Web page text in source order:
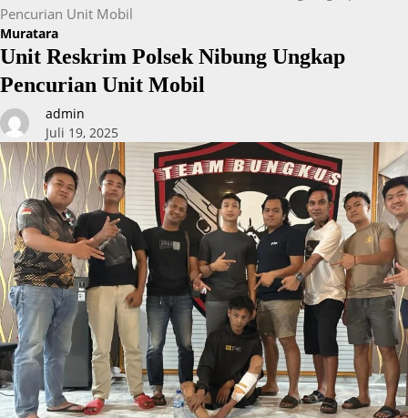
Pencurian Unit Mobil
Muratara
Unit Reskrim Polsek Nibung Ungkap
Pencurian Unit Mobil
admin
Juli 19, 2025